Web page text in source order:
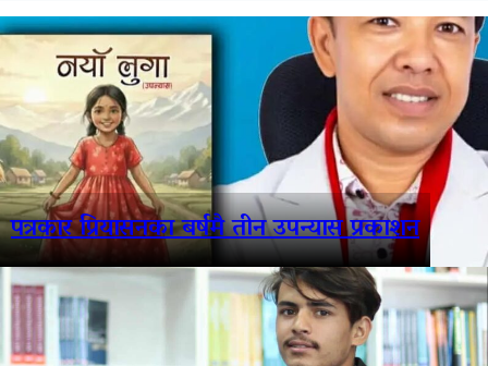
पत्रकार प्रियासनका बर्षमै तीन उपन्यास प्रकाशन